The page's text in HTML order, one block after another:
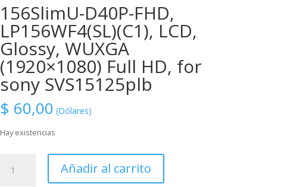
156SlimU-D40P-FHD,
LP156WF4(SL)(C1), LCD,
Glossy, WUXGA
(1920×1080) Full HD, for
sony SVS15125plb
$ 60,00 (Dólares)
Hay existencias
D40P-
Añadir al carrito